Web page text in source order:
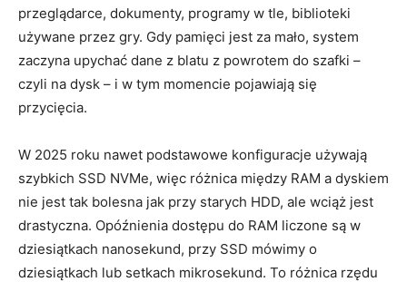
przeglądarce, dokumenty, programy w tle, biblioteki
używane przez gry. Gdy pamięci jest za mało, system
zaczyna upychać dane z blatu z powrotem do szafki –
czyli na dysk – i w tym momencie pojawiają się
przycięcia.
W 2025 roku nawet podstawowe konfiguracje używają
szybkich SSD NVMe, więc różnica między RAM a dyskiem
nie jest tak bolesna jak przy starych HDD, ale wciąż jest
drastyczna. Opóźnienia dostępu do RAM liczone są w
dziesiątkach nanosekund, przy SSD mówimy o
dziesiątkach lub setkach mikrosekund. To różnica rzędu